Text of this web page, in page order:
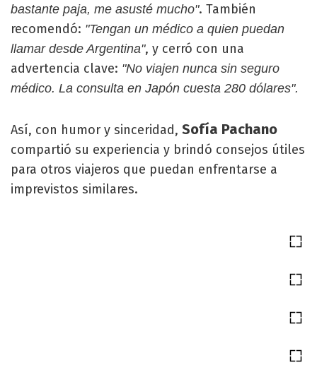
bastante paja, me asusté mucho". También
recomendó: "Tengan un médico a quien puedan
llamar desde Argentina", y cerró con una
advertencia clave: "No viajen nunca sin seguro
médico. La consulta en Japón cuesta 280 dólares".
Así, con humor y sinceridad, Sofía Pachano
compartió su experiencia y brindó consejos útiles
para otros viajeros que puedan enfrentarse a
imprevistos similares.